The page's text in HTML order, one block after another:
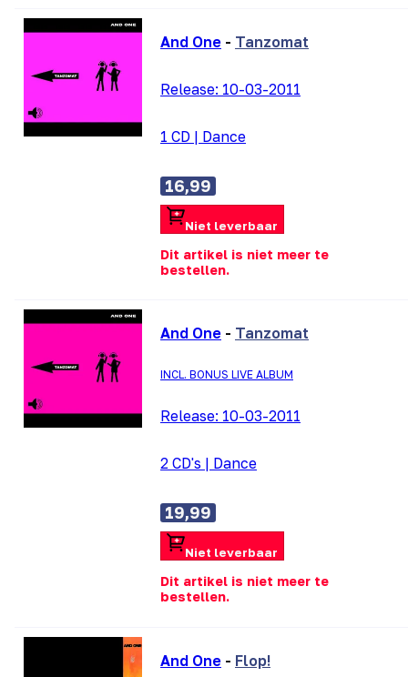
And One - Tanzomat
Release: 10-03-2011
1 CD | Dance
16,99
Niet leverbaar
Dit artikel is niet meer te
bestellen.
And One - Tanzomat
INCL. BONUS LIVE ALBUM
Release: 10-03-2011
2 CD's | Dance
19,99
Niet leverbaar
Dit artikel is niet meer te
bestellen.
And One - Flop!